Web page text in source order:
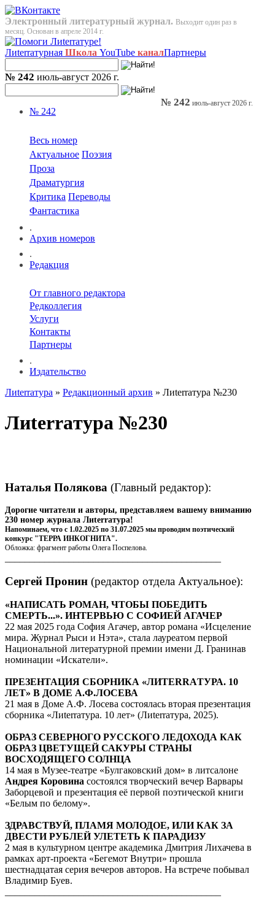
Электронный литературный журнал. Выходит один раз в
месяц. Основан в апреле 2014 г.
Лиterraтурная Школа YouTube каналПартнеры
№ 242 июль-август 2026 г.
№ 242
Весь номер
Актуальное Поэзия
Проза
Драматургия
Критика Переводы
Фантастика
.
Архив номеров
.
Редакция
От главного редактора
Редколлегия
Услуги
Контакты
Партнеры
.
Издательство
№ 242 июль-август 2026 г.
Лиterraтура » Редакционный архив » Лиterraтура №230
Лиterraтура №230
Наталья Полякова (Главный редактор):
Дорогие читатели и авторы, представляем вашему вниманию
230 номер журнала Лиterraтура!
Напоминаем, что с 1.02.2025 по 31.07.2025 мы проводим поэтический
конкурс "ТЕРРА ИНКОГНИТА".
Обложка: фрагмент работы Олега Поспелова.
Сергей Пронин (редактор отдела Актуальное):
«НАПИСАТЬ РОМАН, ЧТОБЫ ПОБЕДИТЬ
СМЕРТЬ...». ИНТЕРВЬЮ С СОФИЕЙ АГАЧЕР
22 мая 2025 года София Агачер, автор романа «Исцеление
мира. Журнал Рыси и Нэта», стала лауреатом первой
Национальной литературной премии имени Д. Гранинав
номинации «Искатели».
ПРЕЗЕНТАЦИЯ СБОРНИКА «ЛИTERRAТУРА. 10
ЛЕТ» В ДОМЕ А.Ф.ЛОСЕВА
21 мая в Доме А.Ф. Лосева состоялась вторая презентация
сборника «Лиterraтура. 10 лет» (Лиterraтура, 2025).
ОБРАЗ СЕВЕРНОГО РУССКОГО ЛЕДОХОДА КАК
ОБРАЗ ЦВЕТУЩЕЙ САКУРЫ СТРАНЫ
ВОСХОДЯЩЕГО СОЛНЦА
14 мая в Музее-театре «Булгаковский дом» в литсалоне
Андрея Коровина состоялся творческий вечер Варвары
Заборцевой и презентация её первой поэтической книги
«Белым по белому».
ЗДРАВСТВУЙ, ПЛАМЯ МОЛОДОЕ, ИЛИ КАК ЗА
ДВЕСТИ РУБЛЕЙ УЛЕТЕТЬ К ПАРАДИЗУ
2 мая в культурном центре академика Дмитрия Лихачева в
рамках арт-проекта «Бегемот Внутри» прошла
шестнадцатая серия вечеров авторов. На встрече побывал
Владимир Буев.